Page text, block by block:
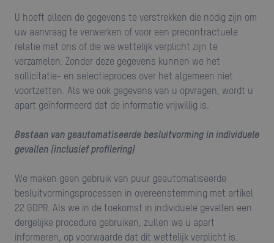
U hoeft alleen de gegevens te verstrekken die nodig zijn om
uw aanvraag te verwerken of voor een precontractuele
relatie met ons of die we wettelijk verplicht zijn te
verzamelen. Zonder deze gegevens kunnen we het
sollicitatie- en selectieproces over het algemeen niet
voortzetten. Als we ook gegevens van u opvragen, wordt u
apart geïnformeerd dat de informatie vrijwillig is.
Bestaan van geautomatiseerde besluitvorming in individuele
gevallen (inclusief profilering)
We maken geen gebruik van puur geautomatiseerde
besluitvormingsprocessen in overeenstemming met artikel
22 GDPR. Als we in de toekomst in individuele gevallen een
dergelijke procedure gebruiken, zullen we u apart
informeren, op voorwaarde dat dit wettelijk verplicht is.